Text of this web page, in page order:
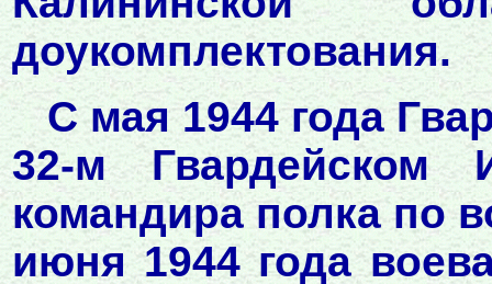
доукомплектования.
С мая 1944 года
32-м Гвардейском
командира полка по
июня 1944 года